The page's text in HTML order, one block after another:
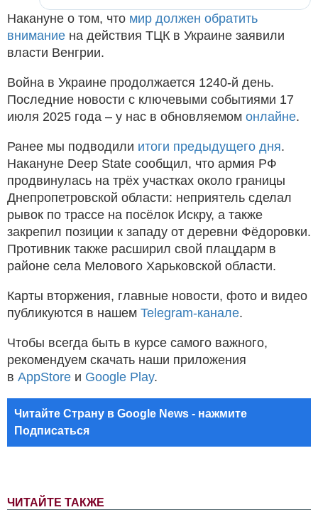
ЧИТАЙТЕ ТАКЖЕ
Накануне о том, что мир должен обратить
внимание на действия ТЦК в Украине заявили
власти Венгрии.
Война в Украине продолжается 1240-й день.
Последние новости с ключевыми событиями 17
июля 2025 года – у нас в обновляемом онлайне.
Ранее мы подводили итоги предыдущего дня.
Накануне Deep State сообщил, что армия РФ
продвинулась на трёх участках около границы
Днепропетровской области: неприятель сделал
рывок по трассе на посёлок Искру, а также
закрепил позиции к западу от деревни Фёдоровки.
Противник также расширил свой плацдарм в
районе села Мелового Харьковской области.
Карты вторжения, главные новости, фото и видео
публикуются в нашем Telegram-канале.
Чтобы всегда быть в курсе самого важного,
рекомендуем скачать наши приложения
в AppStore и Google Play.
Читайте Страну в Google News - нажмите
Подписаться